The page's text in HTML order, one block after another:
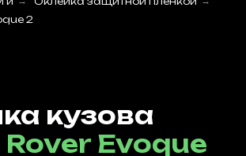
для будущего
меньше подвержена
и упрощает регулярную
2
кузова
Rover Evoque